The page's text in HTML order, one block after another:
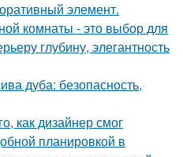
элемент.
комнаты - это выбор для
глубину, элегантность
дуба: безопасность,
как дизайнер смог
планировкой в